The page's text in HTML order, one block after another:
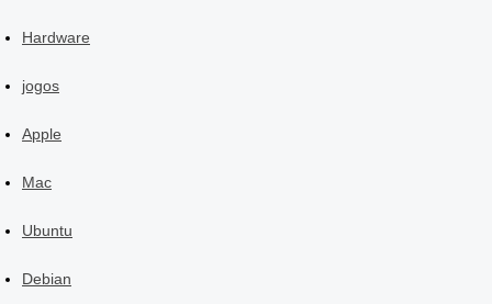
Hardware
jogos
Apple
Mac
Ubuntu
Debian